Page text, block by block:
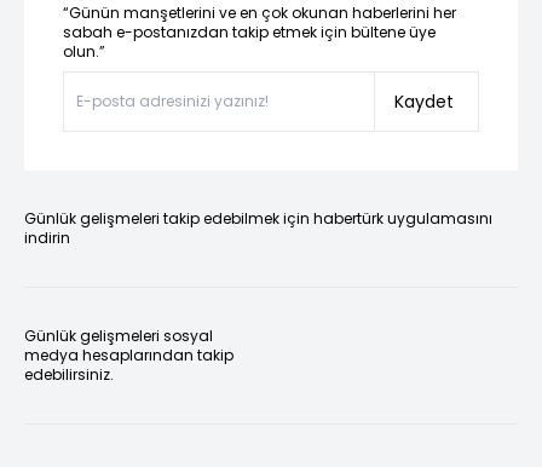
“Günün manşetlerini ve en çok okunan haberlerini her
sabah e-postanızdan takip etmek için bültene üye
olun.”
Kaydet
Günlük gelişmeleri takip edebilmek için habertürk uygulamasını
indirin
Günlük gelişmeleri sosyal
medya hesaplarından takip
edebilirsiniz.